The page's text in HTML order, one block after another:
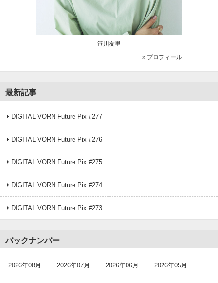
笹川友里
プロフィール
最新記事
DIGITAL VORN Future Pix #277
DIGITAL VORN Future Pix #276
DIGITAL VORN Future Pix #275
DIGITAL VORN Future Pix #274
DIGITAL VORN Future Pix #273
バックナンバー
2026年08月 2026年07月 2026年06月 2026年05月